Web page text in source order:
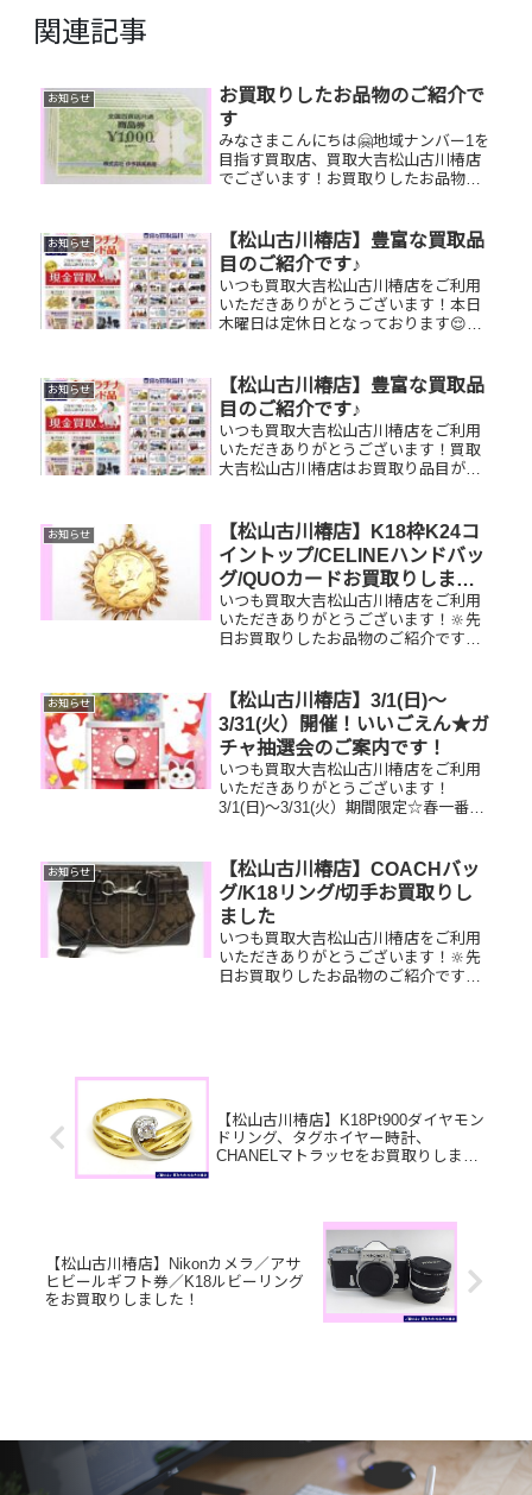
関連記事
お知らせ
お買取りしたお品物のご紹介で
す
みなさまこんにちは🤗地域ナンバー1を
目指す買取店、買取大吉松山古川椿店
でございます！お買取りしたお品物の
ひ！買取大吉松山古川椿店にお査定さ
せてください！🤗皆様のお越しを心
よ...
お知らせ
【松山古川椿店】豊富な買取品
目のご紹介です♪
いつも買取大吉松山古川椿店をご利用
いただきありがとうございます！本日
木曜日は定休日となっております😌買
ュエリー、時計etc.はもちろん、他店
で断られたものや、片手でお持ちい...
お知らせ
【松山古川椿店】豊富な買取品
目のご紹介です♪
いつも買取大吉松山古川椿店をご利用
いただきありがとうございます！買取
大吉松山古川椿店はお買取り品目が豊
断られたものや、片手でお持ちいただ
けるものならお買取りできるお品が...
お知らせ
【松山古川椿店】K18枠K24コ
イントップ/CELINEハンドバッ
グ/QUOカードお買取りしまし
た
いつも買取大吉松山古川椿店をご利用
いただきありがとうございます！🔆先
日お買取りしたお品物のご紹介です。
品物はございませんか？ぜひ買取大吉
松山古川椿店にお査...
お知らせ
【松山古川椿店】3/1(日)～
3/31(火）開催！いいごえん★ガ
チャ抽選会のご案内です！
いつも買取大吉松山古川椿店をご利用
いただきありがとうございます！
3/1(日)～3/31(火）期間限定☆春一番・
中です！🥰11,500円以上ご成約のお客
様限定でご参加いただけ...
お知らせ
【松山古川椿店】COACHバッ
グ/K18リング/切手お買取りし
ました
いつも買取大吉松山古川椿店をご利用
いただきありがとうございます！🔆先
日お買取りしたお品物のご紹介です。
【松山古川椿店】K18Pt900ダイヤモン
ドリング、タグホイヤー時計、
CHANELマトラッセをお買取りしまし
【松山古川椿店】Nikonカメラ／アサ
ヒビールギフト券／K18ルビーリング
をお買取りしました！